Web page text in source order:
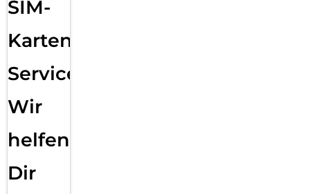
SIM-
Karten
Service:
Wir
helfen
Dir